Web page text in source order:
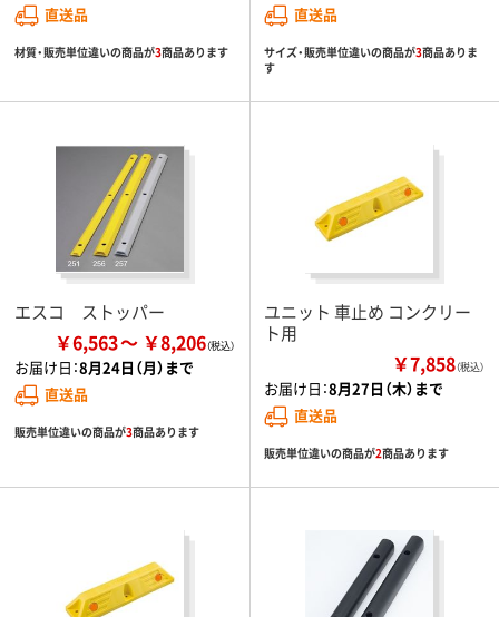
直送品
材質・販売単位違いの商品が3商品あります
直送品
サイズ・販売単位違いの商品が3商品ありま
す
エスコ ストッパー
￥6,563 ￥8,206
お届け日：8月24日（月）まで
直送品
販売単位違いの商品が3商品あります
ユニット 車止め コンクリー
ト用
￥7,858（税込）
お届け日：8月27日（木）まで
直送品
販売単位違いの商品が2商品あります